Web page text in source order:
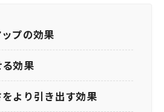
プの効果
効果
より引き出す効果